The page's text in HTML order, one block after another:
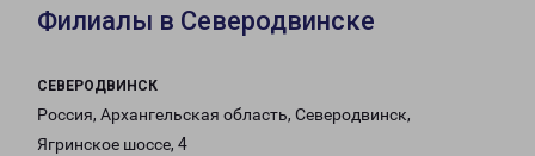
Филиалы в Северодвинске
СЕВЕРОДВИНСК
Россия, Архангельская область, Северодвинск,
Ягринское шоссе, 4